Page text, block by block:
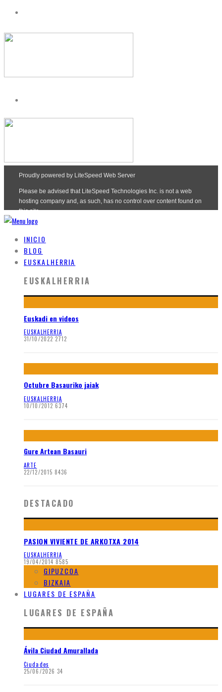
INICIO
BLOG
EUSKALHERRIA
EUSKALHERRIA
Euskadi en videos
EUSKALHERRIA
31/10/2022 2712
Octubre Basauriko jaiak
EUSKALHERRIA
10/10/2012 6374
Gure Artean Basauri
ARTE
22/12/2015 8436
DESTACADO
PASION VIVIENTE DE ARKOTXA 2014
EUSKALHERRIA
19/04/2014 8585
GIPUZCOA
BIZKAIA
LUGARES DE ESPAÑA
LUGARES DE ESPAÑA
Ávila Ciudad Amurallada
Ciudades
25/06/2026 34